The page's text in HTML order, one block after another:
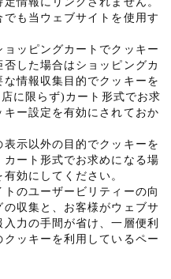
も当ウェブサイトを使用す
ッピングカートでクッキー
した場合はショッピングカ
情報収集目的でクッキーを
に限らず)カート形式でお求
ー設定を有効にされておか
示以外の目的でクッキーを
ート形式でお求めになる場
効にしてください。
のユーザービリティーの向
収集と、お客様がウェブサ
力の手間が省け、一層便利
ッキーを利用しているペー